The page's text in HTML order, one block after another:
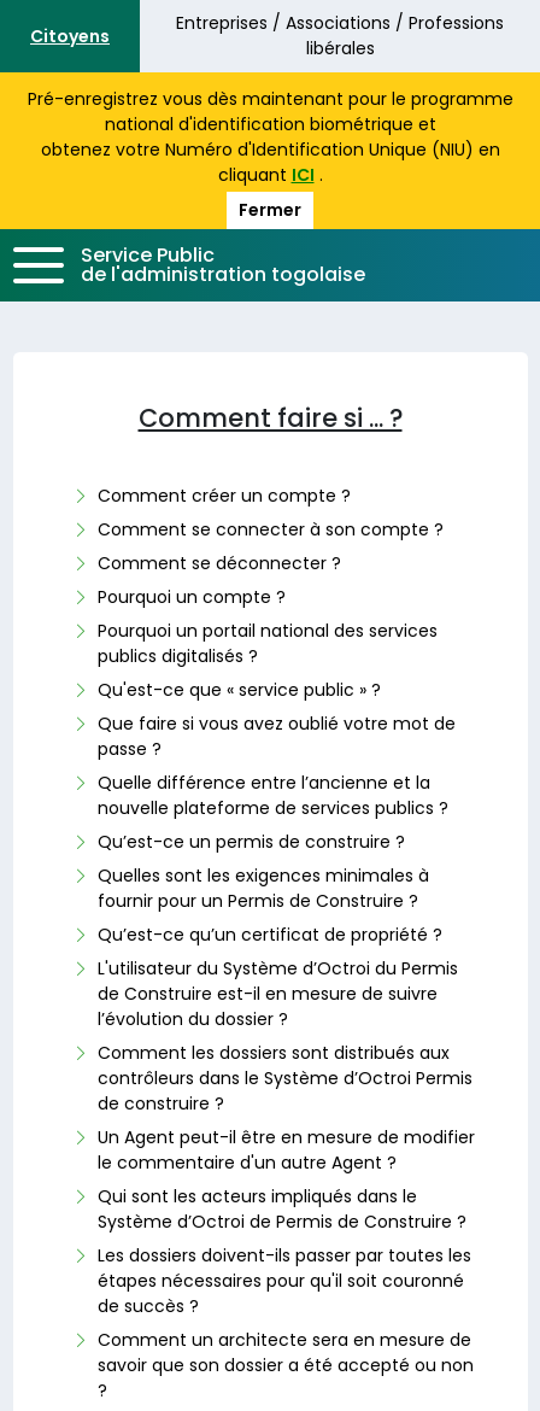
Aller au contenu principal
Citoyens
Entreprises / Associations / Professions
libérales
Pré-enregistrez vous dès maintenant pour le programme
national d'identification biométrique et
obtenez votre Numéro d'Identification Unique (NIU) en
cliquant ICI .
Fermer
Service Public
de l'administration togolaise
Comment faire si ... ?
Comment créer un compte ?
Comment se connecter à son compte ?
Comment se déconnecter ?
Pourquoi un compte ?
Pourquoi un portail national des services
publics digitalisés ?
Qu'est-ce que « service public » ?
Que faire si vous avez oublié votre mot de
passe ?
Quelle différence entre l’ancienne et la
nouvelle plateforme de services publics ?
Qu’est-ce un permis de construire ?
Quelles sont les exigences minimales à
fournir pour un Permis de Construire ?
Qu’est-ce qu’un certificat de propriété ?
L'utilisateur du Système d’Octroi du Permis
de Construire est-il en mesure de suivre
l’évolution du dossier ?
Comment les dossiers sont distribués aux
contrôleurs dans le Système d’Octroi Permis
de construire ?
Un Agent peut-il être en mesure de modifier
le commentaire d'un autre Agent ?
Qui sont les acteurs impliqués dans le
Système d’Octroi de Permis de Construire ?
Les dossiers doivent-ils passer par toutes les
étapes nécessaires pour qu'il soit couronné
de succès ?
Comment un architecte sera en mesure de
savoir que son dossier a été accepté ou non
?